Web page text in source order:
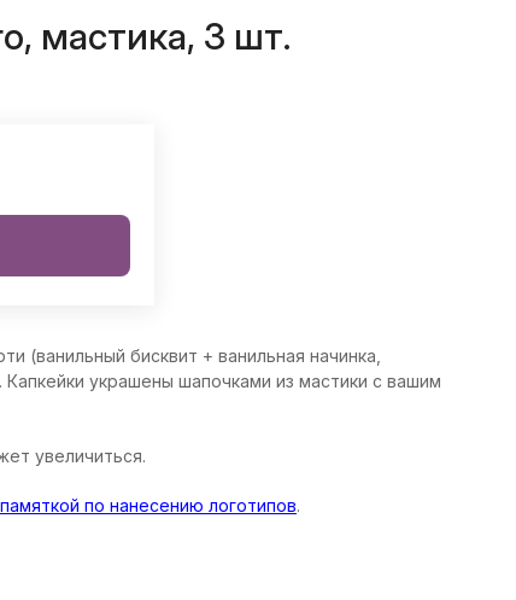
мастика, 3 шт.
(ванильный бисквит + ванильная начинка,
украшены шапочками из мастики с вашим
увеличиться.
по нанесению логотипов.